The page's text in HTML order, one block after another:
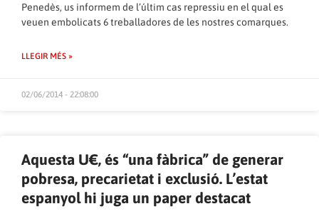
Penedès, us informem de l’últim cas repressiu en el qual es
veuen embolicats 6 treballadores de les nostres comarques.
LLEGIR MÉS »
02/06/2014 - 22:08:00
Aquesta U€, és “una fàbrica” de generar
pobresa, precarietat i exclusió. L’estat
espanyol hi juga un paper destacat